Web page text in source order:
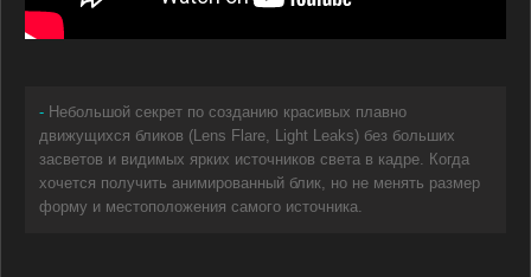
- Небольшой секрет по созданию красивых плавно
движущихся бликов (Lens Flare, Light Leaks) без больших
засветов и видимых ярких источников света в кадре. Когда
хочется получить анимированный блик, но не менять размер
форму и местоположения самого источника.